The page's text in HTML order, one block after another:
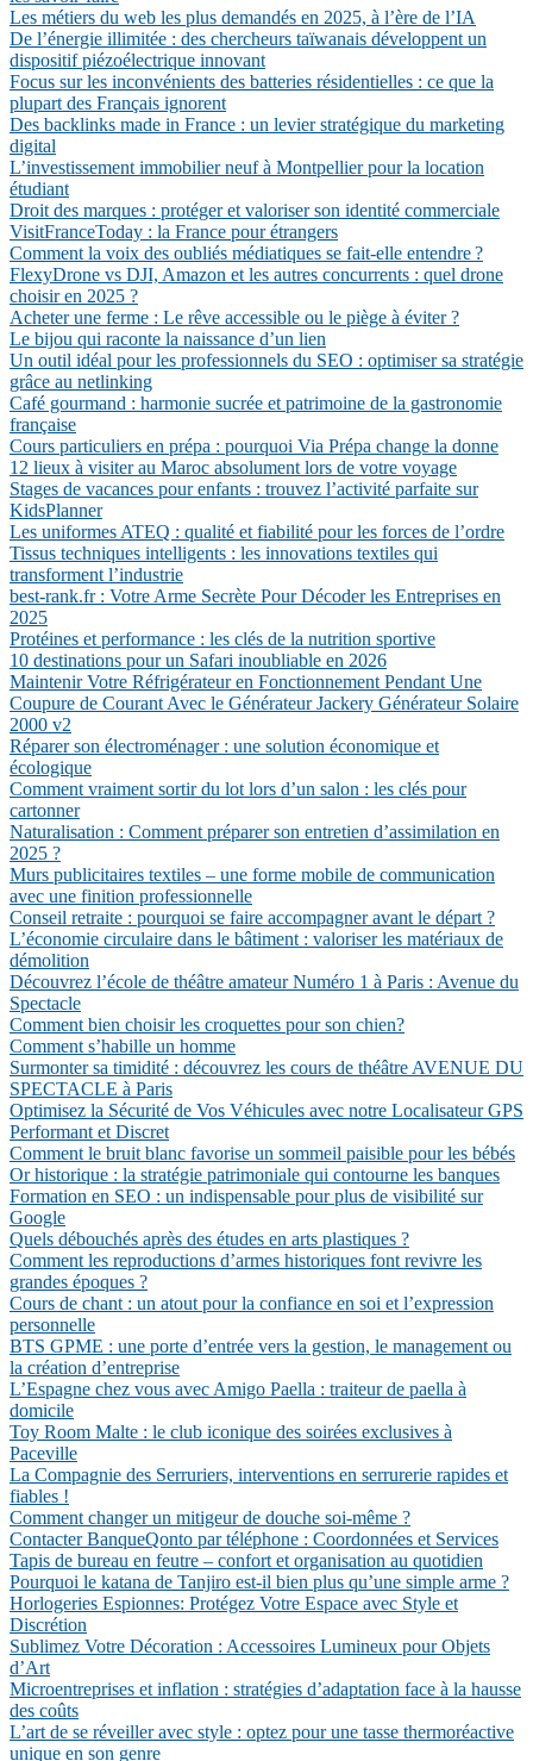
Les métiers du web les plus demandés en 2025, à l’ère de l’IA
De l’énergie illimitée : des chercheurs taïwanais développent un
dispositif piézoélectrique innovant
Focus sur les inconvénients des batteries résidentielles : ce que la
plupart des Français ignorent
Des backlinks made in France : un levier stratégique du marketing
digital
L’investissement immobilier neuf à Montpellier pour la location
étudiant
Droit des marques : protéger et valoriser son identité commerciale
VisitFranceToday : la France pour étrangers
Comment la voix des oubliés médiatiques se fait-elle entendre ?
FlexyDrone vs DJI, Amazon et les autres concurrents : quel drone
choisir en 2025 ?
Acheter une ferme : Le rêve accessible ou le piège à éviter ?
Le bijou qui raconte la naissance d’un lien
Un outil idéal pour les professionnels du SEO : optimiser sa stratégie
grâce au netlinking
Café gourmand : harmonie sucrée et patrimoine de la gastronomie
française
Cours particuliers en prépa : pourquoi Via Prépa change la donne
12 lieux à visiter au Maroc absolument lors de votre voyage
Stages de vacances pour enfants : trouvez l’activité parfaite sur
KidsPlanner
Les uniformes ATEQ : qualité et fiabilité pour les forces de l’ordre
Tissus techniques intelligents : les innovations textiles qui
transforment l’industrie
best-rank.fr : Votre Arme Secrète Pour Décoder les Entreprises en
2025
Protéines et performance : les clés de la nutrition sportive
10 destinations pour un Safari inoubliable en 2026
Maintenir Votre Réfrigérateur en Fonctionnement Pendant Une
Coupure de Courant Avec le Générateur Jackery Générateur Solaire
2000 v2
Réparer son électroménager : une solution économique et
écologique
Comment vraiment sortir du lot lors d’un salon : les clés pour
cartonner
Naturalisation : Comment préparer son entretien d’assimilation en
2025 ?
Murs publicitaires textiles – une forme mobile de communication
avec une finition professionnelle
Conseil retraite : pourquoi se faire accompagner avant le départ ?
L’économie circulaire dans le bâtiment : valoriser les matériaux de
démolition
Découvrez l’école de théâtre amateur Numéro 1 à Paris : Avenue du
Spectacle
Comment bien choisir les croquettes pour son chien?
Comment s’habille un homme
Surmonter sa timidité : découvrez les cours de théâtre AVENUE DU
SPECTACLE à Paris
Optimisez la Sécurité de Vos Véhicules avec notre Localisateur GPS
Performant et Discret
Comment le bruit blanc favorise un sommeil paisible pour les bébés
Or historique : la stratégie patrimoniale qui contourne les banques
Formation en SEO : un indispensable pour plus de visibilité sur
Google
Quels débouchés après des études en arts plastiques ?
Comment les reproductions d’armes historiques font revivre les
grandes époques ?
Cours de chant : un atout pour la confiance en soi et l’expression
personnelle
BTS GPME : une porte d’entrée vers la gestion, le management ou
la création d’entreprise
L’Espagne chez vous avec Amigo Paella : traiteur de paella à
domicile
Toy Room Malte : le club iconique des soirées exclusives à
Paceville
La Compagnie des Serruriers, interventions en serrurerie rapides et
fiables !
Comment changer un mitigeur de douche soi-même ?
Contacter BanqueQonto par téléphone : Coordonnées et Services
Tapis de bureau en feutre – confort et organisation au quotidien
Pourquoi le katana de Tanjiro est-il bien plus qu’une simple arme ?
Horlogeries Espionnes: Protégez Votre Espace avec Style et
Discrétion
Sublimez Votre Décoration : Accessoires Lumineux pour Objets
d’Art
Microentreprises et inflation : stratégies d’adaptation face à la hausse
des coûts
L’art de se réveiller avec style : optez pour une tasse thermoréactive
unique en son genre